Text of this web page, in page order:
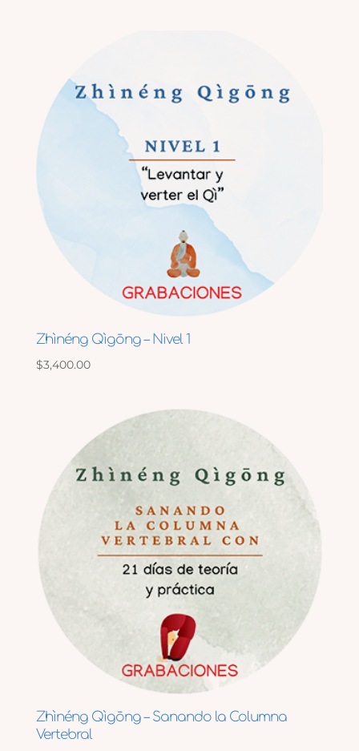
Zhìnéng Qìgōng – Nivel 1
$3,400.00
Zhìnéng Qìgōng – Sanando la Columna
Vertebral